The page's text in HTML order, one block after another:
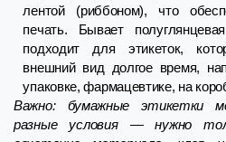
лентой (риббоном), что
печать. Бывает
подходит для этикеток,
внешний вид долгое время,
упаковке, фармацевтике, на
Важно: бумажные этикетки
разные условия — нужно